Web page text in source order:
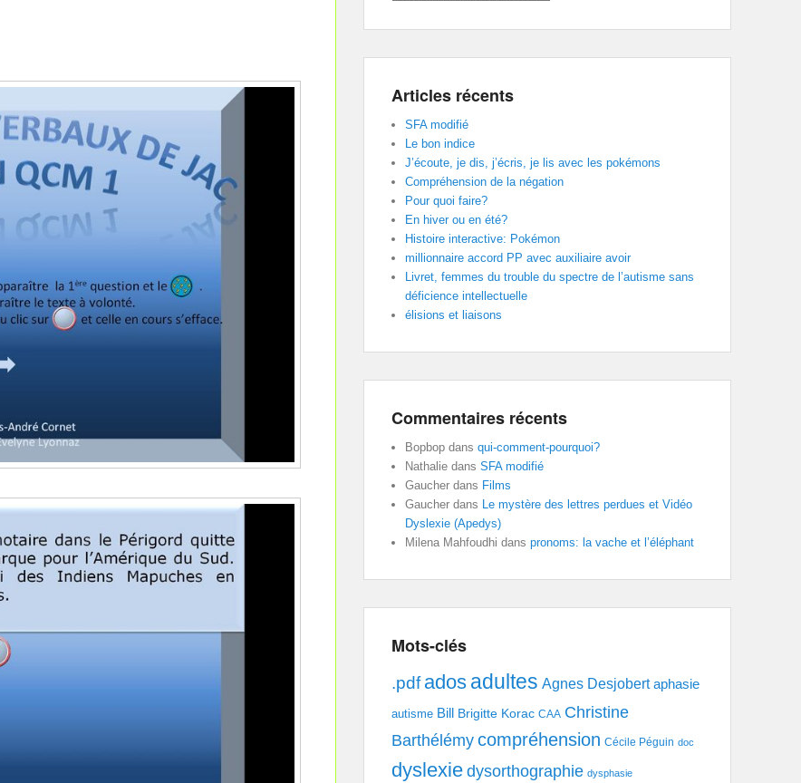
Articles récents
SFA modifié
Le bon indice
J’écoute, je dis, j’écris, je lis avec les pokémons
Compréhension de la négation
Pour quoi faire?
En hiver ou en été?
Histoire interactive: Pokémon
millionnaire accord PP avec auxiliaire avoir
Livret, femmes du trouble du spectre de l’autisme sans
déficience intellectuelle
élisions et liaisons
Commentaires récents
Bopbop dans qui-comment-pourquoi?
Nathalie dans SFA modifié
Gaucher dans Films
Gaucher dans Le mystère des lettres perdues et Vidéo
Dyslexie (Apedys)
Milena Mahfoudhi dans pronoms: la vache et l’éléphant
Mots-clés
.pdf ados adultes Agnes Desjobert aphasie
autisme Bill Brigitte Korac CAA Christine
Barthélémycompréhension Cécile Péguin doc
dyslexie dysorthographie dysphasie